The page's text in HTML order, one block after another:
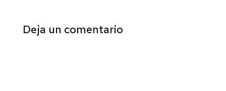
Deja un comentario